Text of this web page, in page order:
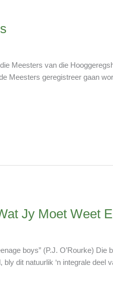
Meesters van die
Meesters geregistreer gaan
Jy Moet Weet
boys” (P.J. O’Rourke) Die
dit natuurlik ‘n integrale deel